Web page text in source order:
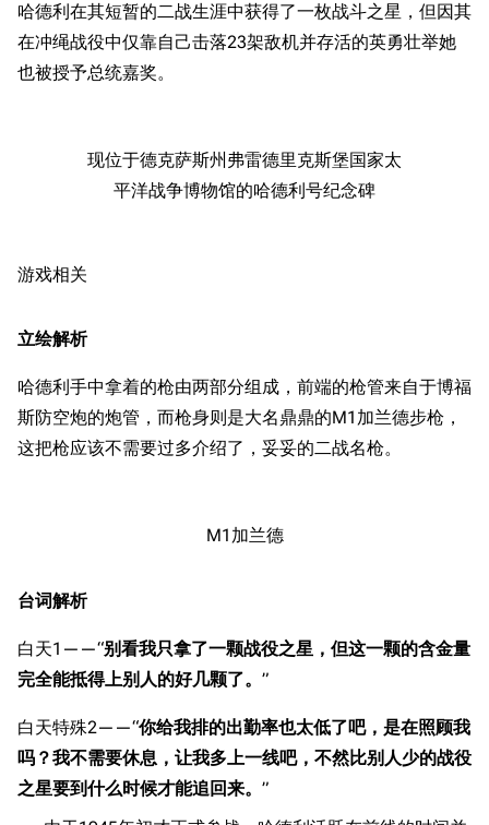
哈德利在其短暂的二战生涯中获得了一枚战斗之星，但因其
在冲绳战役中仅靠自己击落23架敌机并存活的英勇壮举她
也被授予总统嘉奖。
现位于德克萨斯州弗雷德里克斯堡国家太
平洋战争博物馆的哈德利号纪念碑
游戏相关
立绘解析
哈德利手中拿着的枪由两部分组成，前端的枪管来自于博福
斯防空炮的炮管，而枪身则是大名鼎鼎的M1加兰德步枪，
这把枪应该不需要过多介绍了，妥妥的二战名枪。
M1加兰德
台词解析
白天1——“别看我只拿了一颗战役之星，但这一颗的含金量
完全能抵得上别人的好几颗了。 ”
白天特殊2——“你给我排的出勤率也太低了吧，是在照顾我
吗？我不需要休息，让我多上一线吧，不然比别人少的战役
之星要到什么时候才能追回来。 ”